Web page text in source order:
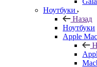
Ноутбуки
Назад
Ноутбуки
Apple